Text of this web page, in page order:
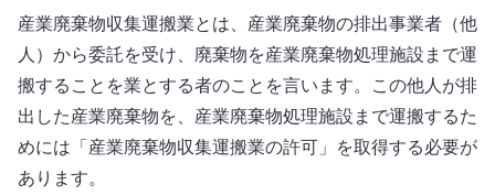
産業廃棄物収集運搬業とは、産業廃棄物の排出事業者（他
人）から委託を受け、廃棄物を産業廃棄物処理施設まで運
搬することを業とする者のことを言います。この他人が排
出した産業廃棄物を、産業廃棄物処理施設まで運搬するた
めには「産業廃棄物収集運搬業の許可」を取得する必要が
あります。